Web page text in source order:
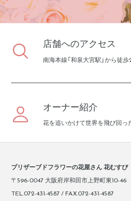
店舗へのアクセス
南海本線「和泉大宮駅」から徒歩
オーナー紹介
花を追いかけて世界を飛び回っ
プリザーブドフラワーの花屋さん 花むすび
〒596-0047 大阪府岸和田市上野町東10-46
TEL.072-431-4587 / FAX.072-431-4587